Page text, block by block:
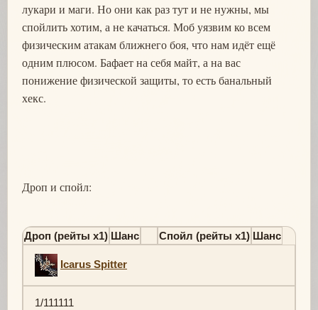
лукари и маги. Но они как раз тут и не нужны, мы
спойлить хотим, а не качаться. Моб уязвим ко всем
физическим атакам ближнего боя, что нам идёт ещё
одним плюсом. Бафает на себя майт, а на вас
понижение физической защиты, то есть банальный
хекс.
Дроп и спойл:
Дроп (рейты х1) Шанс Спойл (рейты х1) Шанс
Icarus Spitter
1/111111